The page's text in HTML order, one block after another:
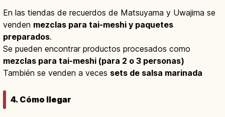
En las tiendas de recuerdos de Matsuyama y Uwajima se
venden mezclas para tai-meshi y paquetes
preparados.
Se pueden encontrar productos procesados como
mezclas para tai-meshi (para 2 o 3 personas)
También se venden a veces sets de salsa marinada
4. Cómo llegar